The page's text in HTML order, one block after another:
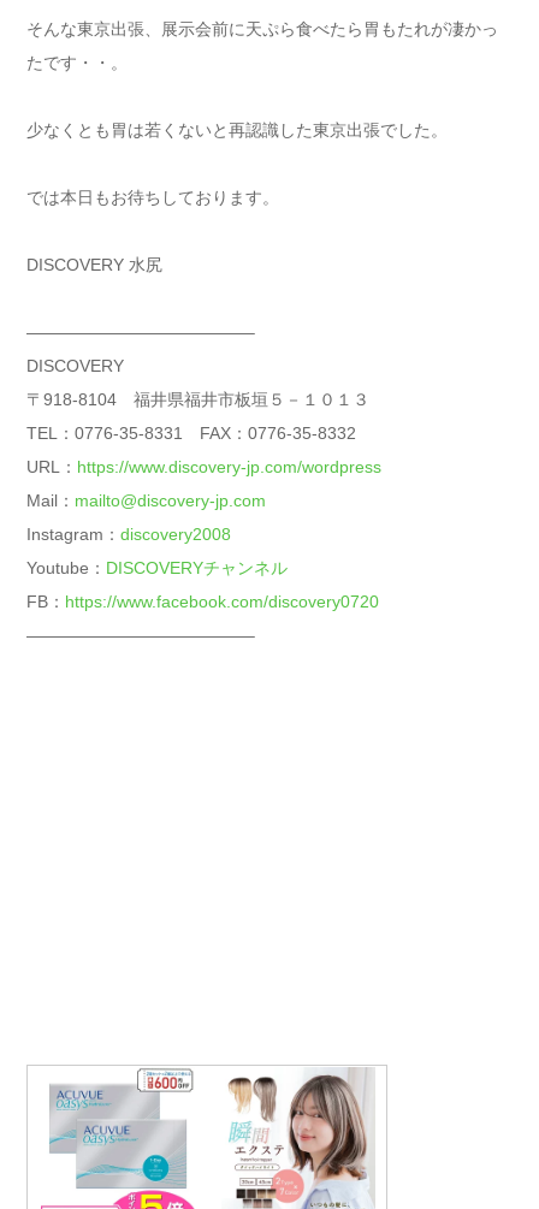
そんな東京出張、展示会前に天ぷら食べたら胃もたれが凄かっ
たです・・。
少なくとも胃は若くないと再認識した東京出張でした。
では本日もお待ちしております。
DISCOVERY 水尻
—————————————–
DISCOVERY
〒918-8104 福井県福井市板垣５－１０１３
TEL：0776-35-8331 FAX：0776-35-8332
URL： https://www.discovery-jp.com/wordpress
Mail： mailto@discovery-jp.com
Instagram： discovery2008
Youtube： DISCOVERYチャンネル
FB： https://www.facebook.com/discovery0720
—————————————–